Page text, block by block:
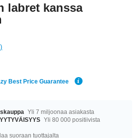
labret kanssa
Best Price Guarantee
Yli 7 miljoonaa asiakasta
Yli 80 000 positiivista
suoraan tuottajalta